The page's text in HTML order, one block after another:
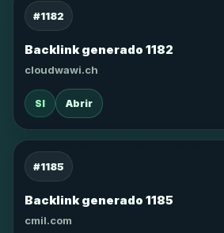
#1182
Backlink generado 1182
cloudwawi.ch
SI Abrir
#1185
Backlink generado 1185
cmil.com